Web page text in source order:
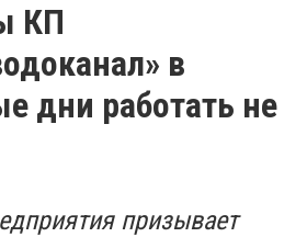
КП
в
дни работать не
призывает